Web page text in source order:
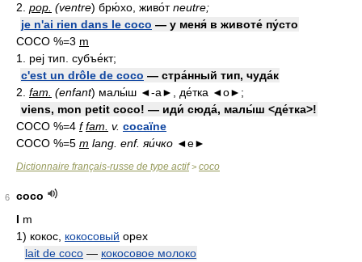
2. pop. (ventre) брю́хо, живо́тneutre;
je n'ai rien dans le coco — у меня́ в животе́ пу́сто
COCO %=3 m
1. pej тип. субъе́кт;
c'est un drôle de coco — стра́нный тип, чуда́к
2. fam. (enfant) малы́ш ◄-а►, де́тка ◄о►;
viens, mon petit coco! — иди́ сюда́, малы́ш <де́тка>!
COCO %=4 f fam. v. cocaïne
COCO %=5 m lang. enf. яи́чко ◄е►
Dictionnaire français-russe de type actif> coco
6
coco
I m
1) кокос, кокосовый орех
lait de coco — кокосовое молоко